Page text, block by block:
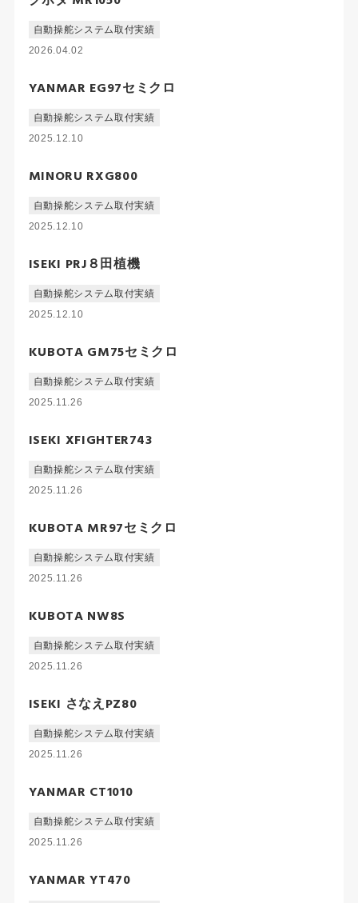
自動操舵システム取付実績
2026.04.02
YANMAR EG97セミクロ
自動操舵システム取付実績
2025.12.10
MINORU RXG800
自動操舵システム取付実績
2025.12.10
ISEKI PRJ８田植機
自動操舵システム取付実績
2025.12.10
KUBOTA GM75セミクロ
自動操舵システム取付実績
2025.11.26
ISEKI XFIGHTER743
自動操舵システム取付実績
2025.11.26
KUBOTA MR97セミクロ
自動操舵システム取付実績
2025.11.26
KUBOTA NW8S
自動操舵システム取付実績
2025.11.26
ISEKI さなえPZ80
自動操舵システム取付実績
2025.11.26
YANMAR CT1010
自動操舵システム取付実績
2025.11.26
YANMAR YT470